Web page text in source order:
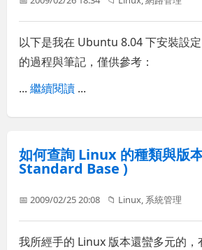
以下是我在 Ubuntu 8.04 下安裝設
的過程與筆記，僅供參考：
...繼續閱讀 ...
如何查詢 Linux 的種類與版
Standard Base )
📅 2009/02/25 20:08 📁 Linux 系統管理
我所經手的 Linux 版本還蠻多元的，